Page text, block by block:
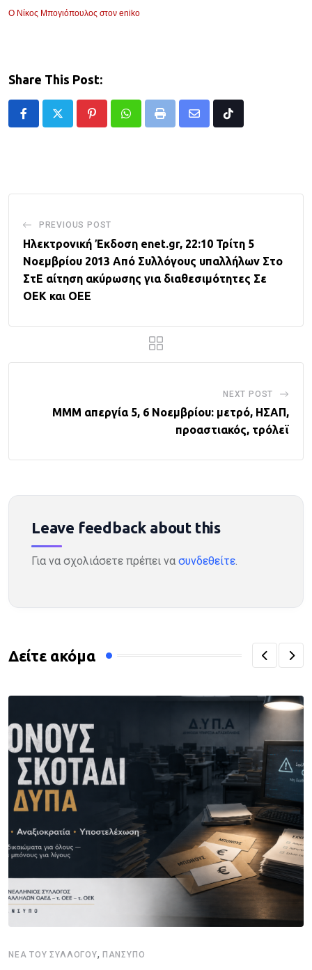
Ο Νίκος Μπογιόπουλος στον eniko
Share This Post:
PinterestWhatsappPrint
Share
Tiktok
PREVIOUS POST
Ηλεκτρονική Έκδοση enet.gr, 22:10 Τρίτη 5
Νοεμβρίου 2013 Από Συλλόγους υπαλλήλων Στο
ΣτΕ αίτηση ακύρωσης για διαθεσιμότητες Σε
ΟΕΚ και ΟΕΕ
NEXT POST
ΜΜΜ απεργία 5, 6 Νοεμβρίου: μετρό, ΗΣΑΠ,
προαστιακός, τρόλεϊ
Leave feedback about this
Για να σχολιάσετε πρέπει να συνδεθείτε.
Δείτε ακόμα
ΝΈΑ ΤΟΥ ΣΥΛΛΌΓΟΥ, ΠΑΝΣΥΠΟ